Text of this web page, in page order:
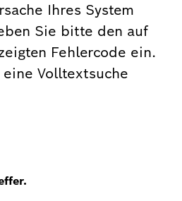
Ihres System
Sie bitte den auf
Fehlercode ein.
Volltextsuche